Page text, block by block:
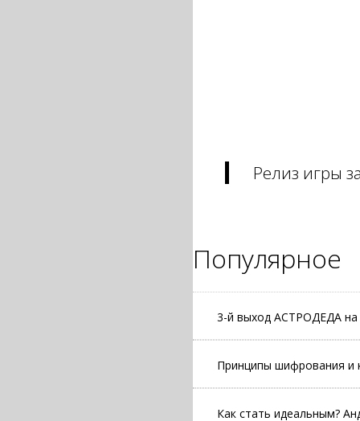
Релиз игры
Популярное
3-й выход АСТРОДЕДА на
Принципы шифрования и
Как стать идеальным?